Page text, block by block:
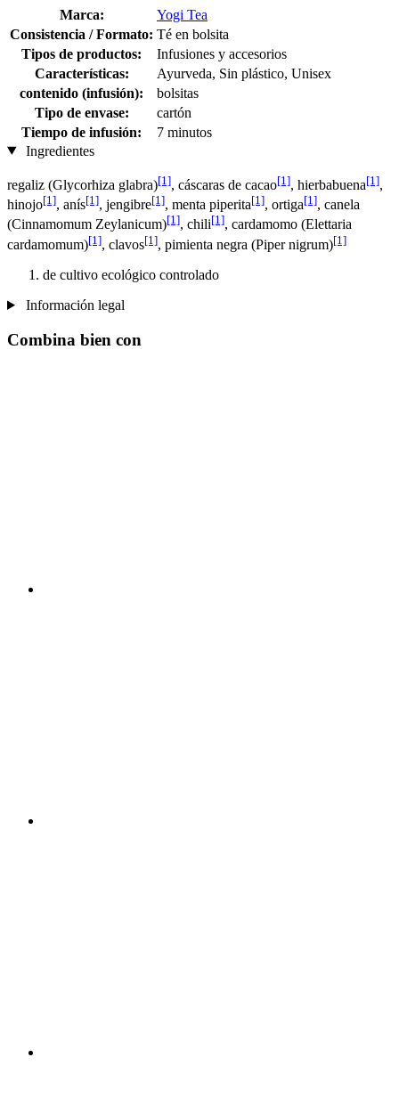
Marca:
Yogi Tea
Consistencia / Formato: Té en bolsita
Tipos de productos:
Infusiones y accesorios
Características:
Ayurveda, Sin plástico, Unisex
contenido (infusión):
bolsitas
Tipo de envase:
cartón
Tiempo de infusión:
7 minutos
Ingredientes
regaliz (Glycorhiza glabra)[1], cáscaras de cacao[1], hierbabuena[1],
hinojo[1], anís[1], jengibre[1], menta piperita[1], ortiga[1], canela
(Cinnamomum Zeylanicum)[1], chili[1], cardamomo (Elettaria
cardamomum)[1], clavos[1], pimienta negra (Piper nigrum)[1]
de cultivo ecológico controlado
Información legal
Combina bien con